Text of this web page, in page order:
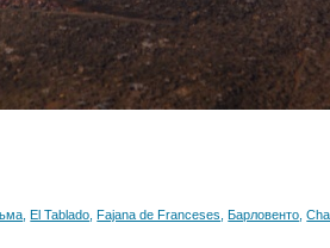
,El Tablado ,Fajana de Franceses ,Барловенто ,